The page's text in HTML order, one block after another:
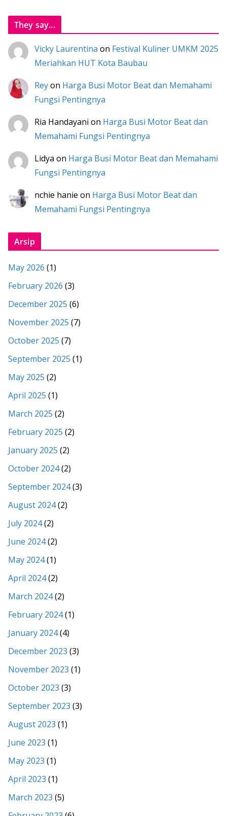
They say...
Vicky Laurentina on Festival Kuliner UMKM 2025
Meriahkan HUT Kota Baubau
Reyon Harga Busi Motor Beat dan Memahami
Fungsi Pentingnya
Ria Handayani on Harga Busi Motor Beat dan
Memahami Fungsi Pentingnya
Lidya on Harga Busi Motor Beat dan Memahami
Fungsi Pentingnya
nchie hanie on Harga Busi Motor Beat dan
Memahami Fungsi Pentingnya
Arsip
May 2026 (1)
February 2026 (3)
December 2025 (6)
November 2025 (7)
October 2025 (7)
September 2025 (1)
May 2025 (2)
April 2025 (1)
March 2025 (2)
February 2025 (2)
January 2025 (2)
October 2024(2)
September 2024(3)
August 2024(2)
July 2024(2)
June 2024(2)
May 2024(1)
April 2024(2)
March 2024(2)
February 2024(1)
January 2024(4)
December 2023 (3)
November 2023 (1)
October 2023 (3)
September 2023 (3)
August 2023 (1)
June 2023 (1)
May 2023 (1)
April 2023 (1)
March 2023 (5)